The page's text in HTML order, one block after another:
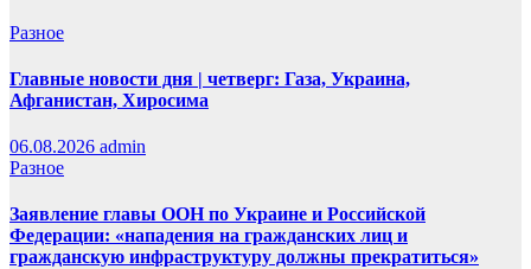
Разное
Главные новости дня | четверг: Газа, Украина,
Афганистан, Хиросима
06.08.2026 admin
Разное
Заявление главы ООН по Украине и Российской
Федерации: «нападения на гражданских лиц и
гражданскую инфраструктуру должны прекратиться»